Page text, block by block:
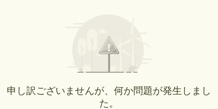
申し訳ございませんが、何か問題が発生しまし
た。